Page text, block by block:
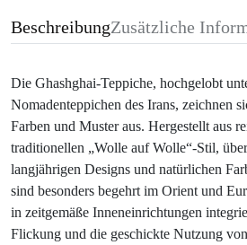
BeschreibungZusätzliche
Die Ghashghai-Teppiche, hochgelobt
Nomadenteppichen des Irans, zeichnen
Farben und Muster aus. Hergestellt aus
traditionellen „Wolle auf Wolle“-Stil,
langjährigen Designs und natürlichen
sind besonders begehrt im Orient und
in zeitgemäße Inneneinrichtungen
Flickung und die geschickte Nutzung